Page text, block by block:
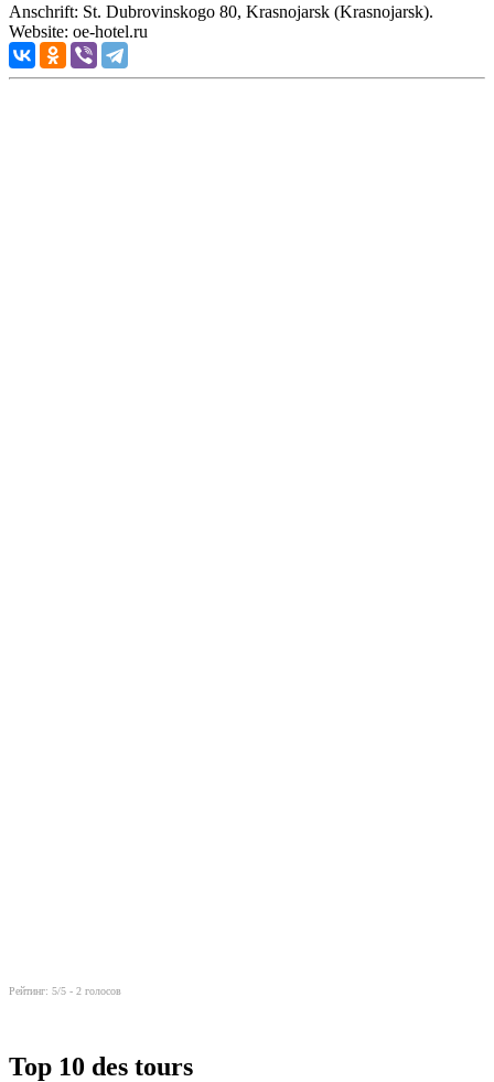
Anschrift: St. Dubrovinskogo 80, Krasnojarsk (Krasnojarsk).
Website: oe-hotel.ru
Рейтинг: 5/5 - 2 голосов
Top 10 des tours